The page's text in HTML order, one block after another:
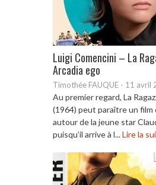
Luigi Comencini – La
Arcadia ego
Timothée FAUQUE - 11 avril
Au premier regard, La
(1964) peut paraître un
autour de la jeune star
puisqu’il arrive à l...Lire la